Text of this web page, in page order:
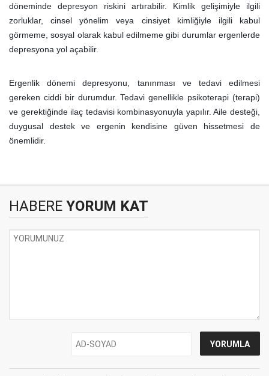
döneminde depresyon riskini artırabilir. Kimlik gelişimiyle ilgili
zorluklar, cinsel yönelim veya cinsiyet kimliğiyle ilgili kabul
görmeme, sosyal olarak kabul edilmeme gibi durumlar ergenlerde
depresyona yol açabilir.
Ergenlik dönemi depresyonu, tanınması ve tedavi edilmesi
gereken ciddi bir durumdur. Tedavi genellikle psikoterapi (terapi)
ve gerektiğinde ilaç tedavisi kombinasyonuyla yapılır. Aile desteği,
duygusal destek ve ergenin kendisine güven hissetmesi de
önemlidir.
HABERE YORUM KAT